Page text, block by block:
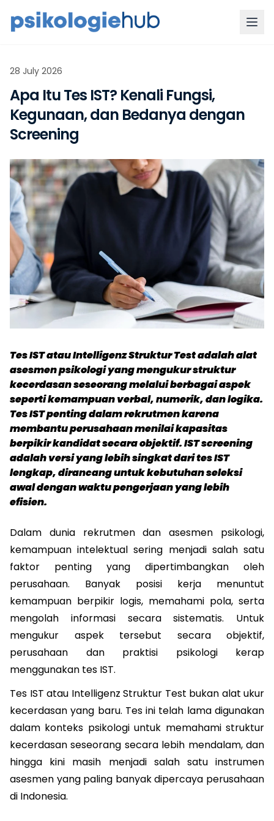
28 July 2026
Apa Itu Tes IST? Kenali Fungsi,
Kegunaan, dan Bedanya dengan
Screening
Tes IST atau Intelligenz Struktur Test adalah alat
asesmen psikologi yang mengukur struktur
kecerdasan seseorang melalui berbagai aspek
seperti kemampuan verbal, numerik, dan logika.
Tes IST penting dalam rekrutmen karena
membantu perusahaan menilai kapasitas
berpikir kandidat secara objektif. IST screening
adalah versi yang lebih singkat dari tes IST
lengkap, dirancang untuk kebutuhan seleksi
awal dengan waktu pengerjaan yang lebih
efisien.
Dalam dunia rekrutmen dan asesmen psikologi,
kemampuan intelektual sering menjadi salah satu
faktor penting yang dipertimbangkan oleh
perusahaan. Banyak posisi kerja menuntut
kemampuan berpikir logis, memahami pola, serta
mengolah informasi secara sistematis. Untuk
mengukur aspek tersebut secara objektif,
perusahaan dan praktisi psikologi kerap
menggunakan tes IST.
Tes IST atau Intelligenz Struktur Test bukan alat ukur
kecerdasan yang baru. Tes ini telah lama digunakan
dalam konteks psikologi untuk memahami struktur
kecerdasan seseorang secara lebih mendalam, dan
hingga kini masih menjadi salah satu instrumen
asesmen yang paling banyak dipercaya perusahaan
di Indonesia.